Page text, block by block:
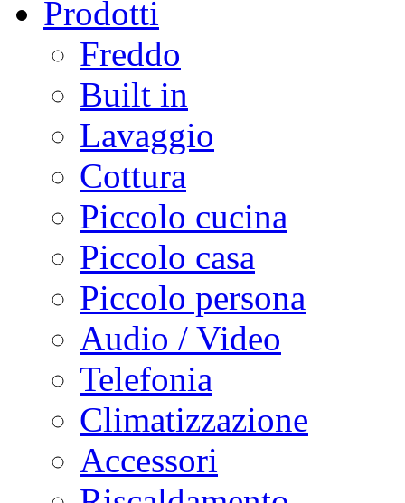
Prodotti
Freddo
Built in
Lavaggio
Cottura
Piccolo cucina
Piccolo casa
Piccolo persona
Audio / Video
Telefonia
Climatizzazione
Accessori